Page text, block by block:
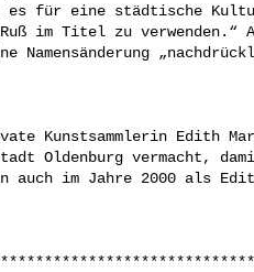
es für eine städtische
im Titel zu verwenden.“
Namensänderung
Oldenburg vermacht,
auch im Jahre 2000 als